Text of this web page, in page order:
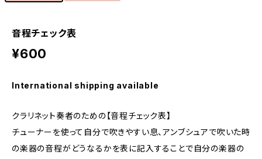
音程チェック表
¥600
International shipping available
クラリネット奏者のための【音程チェック表】
チューナーを使って自分で吹きやすい息、アンブシュアで吹いた時
の楽器の音程がどうなるかを表に記入することで自分の楽器の